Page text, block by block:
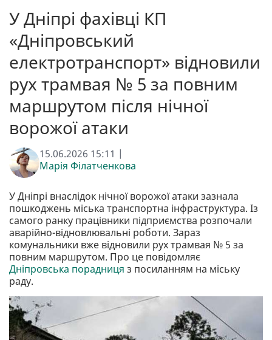
У Дніпрі фахівці КП
«Дніпровський
електротранспорт» відновили
рух трамвая № 5 за повним
маршрутом після нічної
ворожої атаки
15.06.2026 15:11 |
Марія Філатченкова
У Дніпрі внаслідок нічної ворожої атаки зазнала
пошкоджень міська транспортна інфраструктура. Із
самого ранку працівники підприємства розпочали
аварійно-відновлювальні роботи. Зараз
комунальники вже відновили рух трамвая № 5 за
повним маршрутом. Про це повідомляє
Дніпровська порадниця з посиланням на міську
раду.